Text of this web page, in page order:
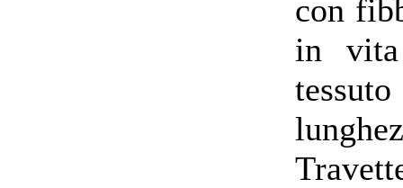
con
in vita